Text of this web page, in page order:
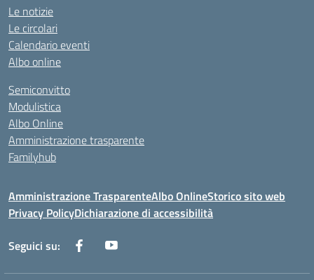
Le notizie
Le circolari
Calendario eventi
Albo online
Semiconvitto
Modulistica
Albo Online
Amministrazione trasparente
Familyhub
Amministrazione TrasparenteAlbo OnlineStorico sito web
Privacy PolicyDichiarazione di accessibilità
Seguici su: